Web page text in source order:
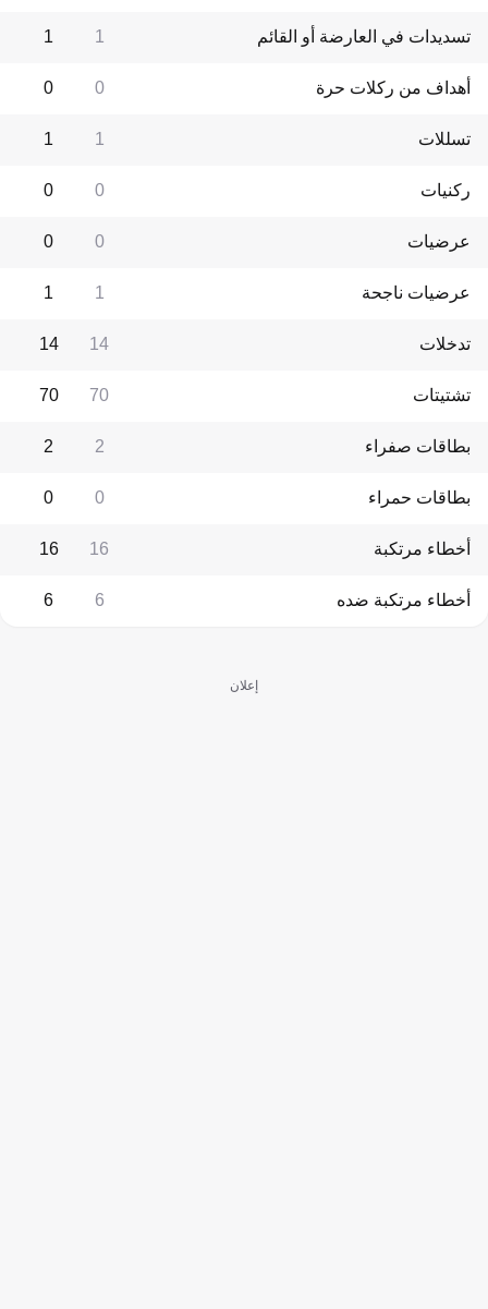
تسديدات في العارضة أو القائم 1
1
أهداف من ركلات حرة 0
0
تسللات 1
1
ركنيات 0
0
عرضيات 0
0
عرضيات ناجحة 1
1
تدخلات 14
14
تشتيتات 70
70
بطاقات صفراء 2
2
بطاقات حمراء 0
0
أخطاء مرتكبة 16
16
أخطاء مرتكبة ضده 6
6
إعلان